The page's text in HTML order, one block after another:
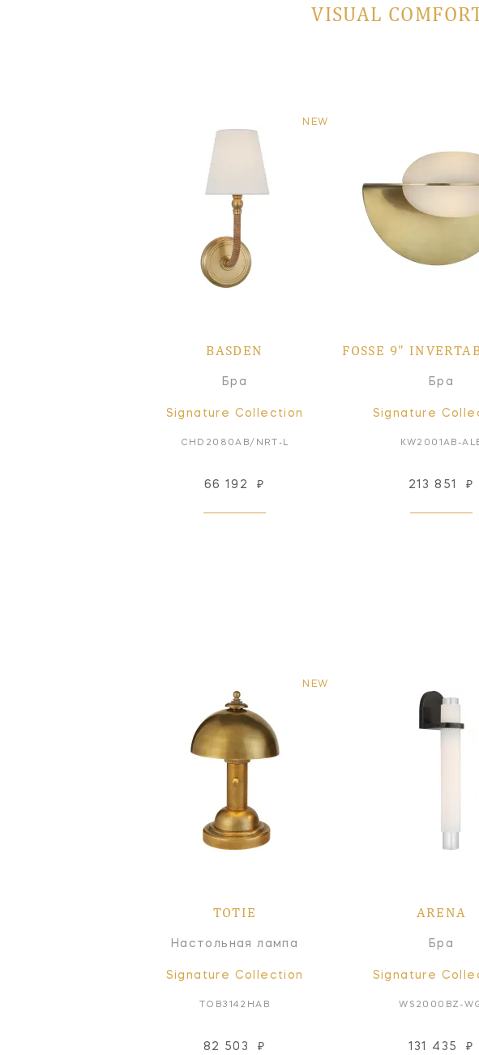
VISUAL
NEW
BASDEN
Бра
Signature Collection
CHD2080AB/NRT-L
66 192 ₽
FOSSE 9"
Бра
Signature
KW2001AB-
213 851 ₽
NEW
TOTIE
Настольная лампа
Signature Collection
TOB3142HAB
82 503 ₽
ARENA
Бра
Signature
WS2000BZ-
131 435 ₽